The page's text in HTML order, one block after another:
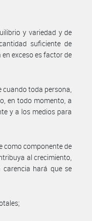
y variedad y de
suficiente de
exceso es factor de
cuando toda persona,
en todo momento, a
y a los medios para
como componente de
al crecimiento,
hará que se